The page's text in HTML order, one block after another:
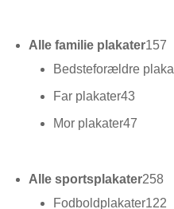
Alle familie plakater157
Bedsteforældre
Far plakater4343
varer
Mor plakater47
Alle sportsplakater258
Fodboldplakater122